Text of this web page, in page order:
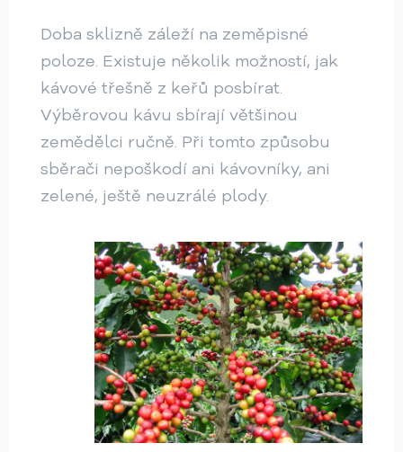
Doba sklizně záleží na zeměpisné
poloze. Existuje několik možností, jak
kávové třešně z keřů posbírat.
Výběrovou kávu sbírají většinou
zemědělci ručně. Při tomto způsobu
sběrači nepoškodí ani kávovníky, ani
zelené, ještě neuzrálé plody.